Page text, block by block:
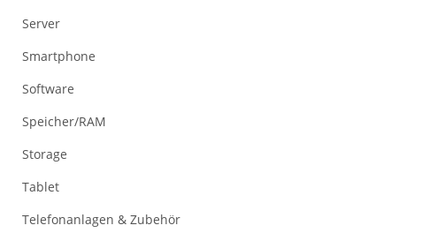
Server
Smartphone
Software
Speicher/RAM
Storage
Tablet
Telefonanlagen & Zubehör